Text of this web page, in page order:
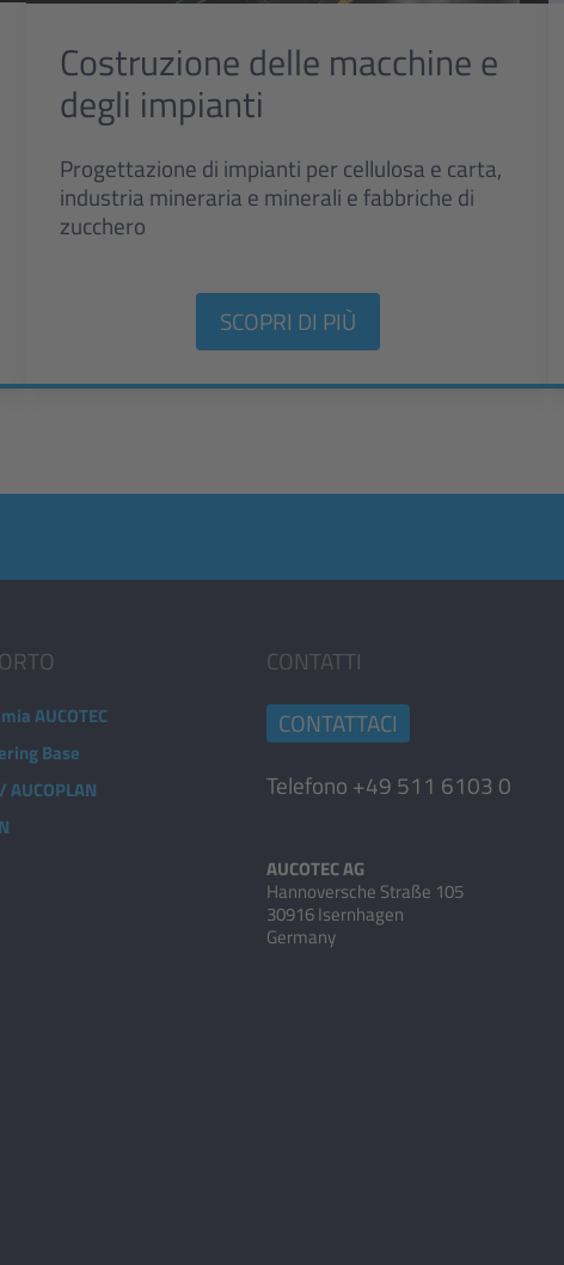
Costruzione delle macchine e
degli impianti
Progettazione di impianti per cellulosa e carta,
industria mineraria e minerali e fabbriche di
zucchero
SCOPRI DI PIÙ
AUCOTEC
Base
AUCOPLAN
CONTATTI
CONTATTACI
Telefono +49 511 6103 0
AUCOTEC AG
Hannoversche Straße 105
30916 Isernhagen
Germany